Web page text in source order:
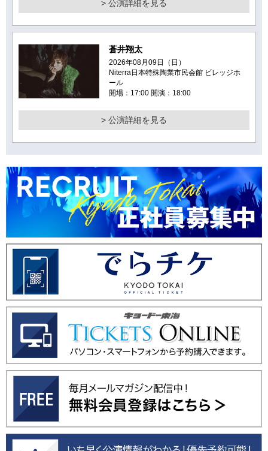
> 公演詳細を見る
蒼井翔太
2026年08月09日（日）
Niterra日本特殊陶業市民会館 ビレッジホ
ール
開場：17:00 開演：18:00
> 公演詳細を見る